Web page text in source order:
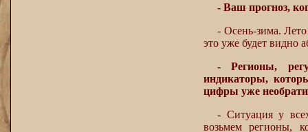
- Ваш прогноз,
- Осень-зима.
это уже будет видно
- Регионы,
индикаторы,
цифры уже
- Ситуация у
возьмем регионы,